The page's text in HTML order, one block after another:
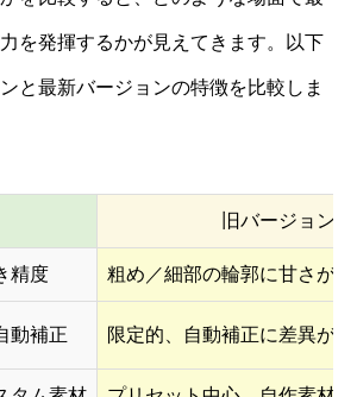
を発揮するかが見えてきます。以下
と最新バージョンの特徴を比較しま
旧バージョン
精度 粗め／細部の輪郭に甘さが
動補正 限定的、自動補正に差異が